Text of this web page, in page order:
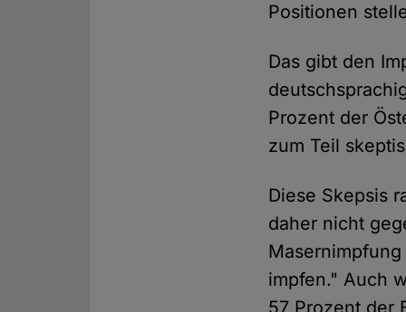
Positionen
Das gibt den
Prozent der
zum Teil
Diese Skepsis
daher nicht
impfen." Auch